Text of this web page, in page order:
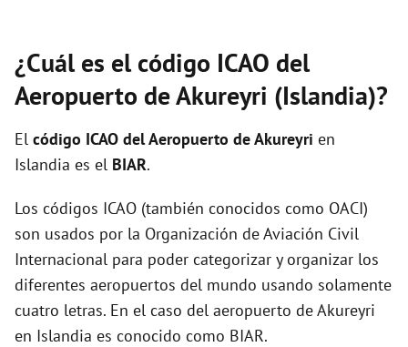
¿Cuál es el código ICAO del
Aeropuerto de Akureyri (Islandia)?
El código ICAO delAeropuerto de Akureyri en
Islandia es el BIAR.
Los códigos ICAO (también conocidos como OACI)
son usados por la Organización de Aviación Civil
Internacional para poder categorizar y organizar los
diferentes aeropuertos del mundo usando solamente
cuatro letras. En el caso del aeropuerto de Akureyri
en Islandia es conocido como BIAR.